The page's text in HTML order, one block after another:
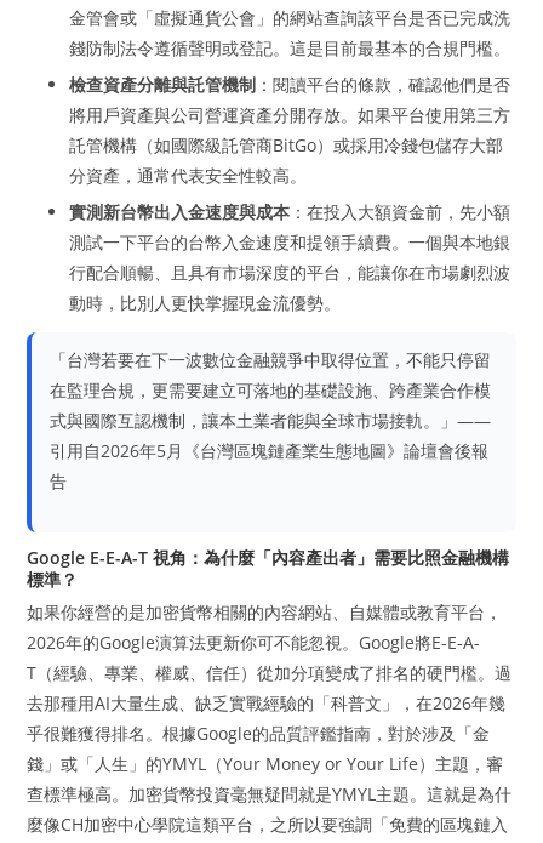
金管會或「虛擬通貨公會」的網站查詢該平台是否已完成洗
錢防制法令遵循聲明或登記。這是目前最基本的合規門檻。
檢查資產分離與託管機制 ：閱讀平台的條款，確認他們是否
將用戶資產與公司營運資產分開存放。如果平台使用第三方
託管機構（如國際級託管商BitGo）或採用冷錢包儲存大部
分資產，通常代表安全性較高。
實測新台幣出入金速度與成本 ：在投入大額資金前，先小額
測試一下平台的台幣入金速度和提領手續費。一個與本地銀
行配合順暢、且具有市場深度的平台，能讓你在市場劇烈波
動時，比別人更快掌握現金流優勢。
「台灣若要在下一波數位金融競爭中取得位置，不能只停留
在監理合規，更需要建立可落地的基礎設施、跨產業合作模
式與國際互認機制，讓本土業者能與全球市場接軌。」——
引用自2026年5月《台灣區塊鏈產業生態地圖》論壇會後報
告
Google E-E-A-T 視角：為什麼「內容產出者」需要比照金融機構
標準？
如果你經營的是加密貨幣相關的內容網站、自媒體或教育平台，
2026年的Google演算法更新你可不能忽視。Google將E-E-A-
T（經驗、專業、權威、信任）從加分項變成了排名的硬門檻。過
去那種用AI大量生成、缺乏實戰經驗的「科普文」，在2026年幾
乎很難獲得排名。根據Google的品質評鑑指南，對於涉及「金
錢」或「人生」的YMYL（Your Money or Your Life）主題，審
查標準極高。加密貨幣投資毫無疑問就是YMYL主題。這就是為什
麼像CH加密中心學院這類平台，之所以要強調「免費的區塊鏈入